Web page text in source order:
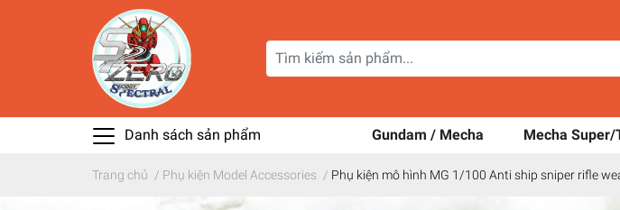
Danh sách sản phẩm Gundam / Mecha Mecha
Trang chủ / Phụ kiện Model Accessories / Phụ kiện mô hình MG 1/100 Anti ship sniper rifle